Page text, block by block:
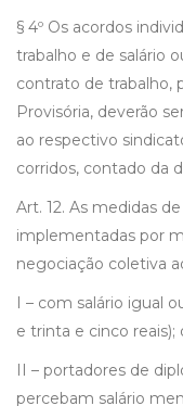
§ 4º Os acordos
trabalho e de salário
contrato de trabalho,
Provisória, deverão
ao respectivo
corridos, contado da
Art. 12. As medidas
implementadas por
negociação coletiva
I – com salário igual
e trinta e cinco reais);
II – portadores de
percebam salário